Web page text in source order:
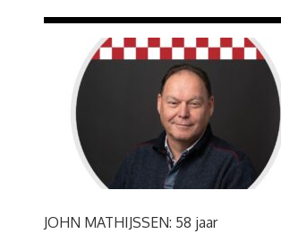
JOHN MATHIJSSEN: 58 jaar